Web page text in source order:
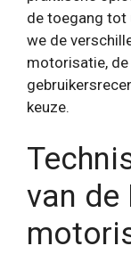
de toegang tot
we de
motorisatie, de
keuze.
van de